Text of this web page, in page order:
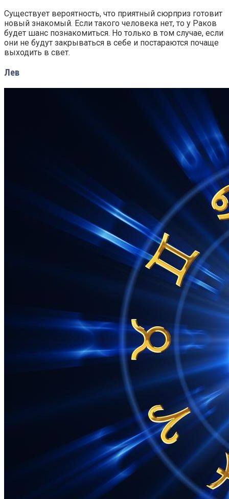
Существует вероятность, что приятный сюрприз готовит
новый знакомый. Если такого человека нет, то у Раков
будет шанс познакомиться. Но только в том случае, если
они не будут закрываться в себе и постараются почаще
выходить в свет.
Лев